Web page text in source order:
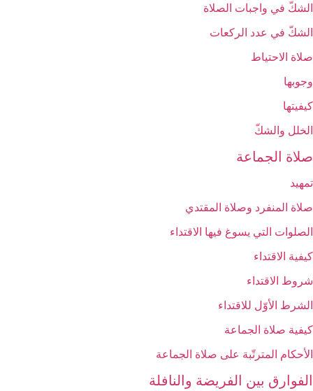
الشكّ في واجبات الصلاة
الشكّ في عدد الركعات‏
صلاة الاحتياط
وجوبها
كيفيتها
الخلل والشكّ
صلاة الجماعة
تمهيد
صلاة المنفرد وصلاة المقتدي
الصلوات التي يسوغ فيها الاقتداء
كيفية الاقتداء
شروط الاقتداء
الشرط الأوّل للاقتداء
كيفية صلاة الجماعة
الأحكام المترتّبة على صلاة الجماعة
الفوارق بين الفريضة والنافلة